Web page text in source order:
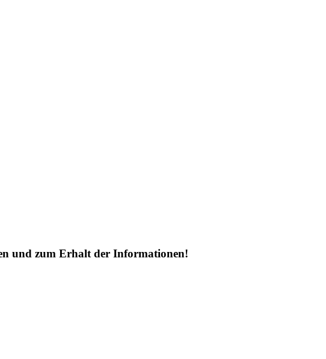
und zum Erhalt der Informationen!